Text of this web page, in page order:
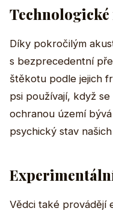
Technologické
Díky pokročilým
s bezprecedentní
štěkotu podle jejich
psi používají, když
ochranou území
psychický stav
Vědci také provádějí